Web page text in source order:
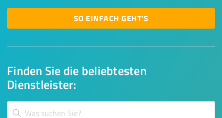
Finden Sie die beliebtesten
Dienstleister:
SO EINFACH GEHT'S